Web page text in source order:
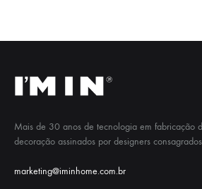
Mais de 30 anos de tecnologia em fabricação
decoração assinados por designers
marketing@iminhome.com.br